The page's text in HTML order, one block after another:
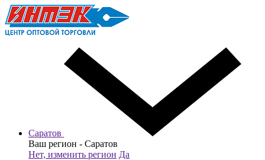
Саратов
Ваш регион - Саратов
Нет, изменить регион Да